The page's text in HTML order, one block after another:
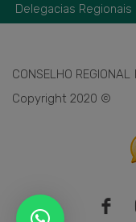
Delegacias Regionais
CONSELHO
Copyright 2020 ©